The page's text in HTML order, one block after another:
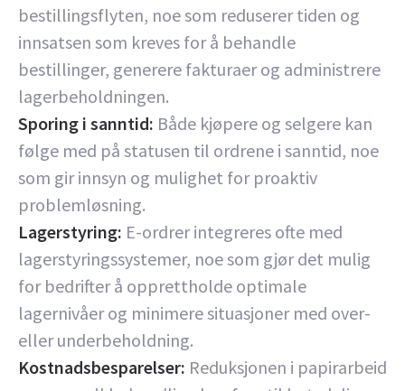
bestillingsflyten, noe som reduserer tiden og
innsatsen som kreves for å behandle
bestillinger, generere fakturaer og administrere
lagerbeholdningen.
Sporing i sanntid: Både kjøpere og selgere kan
følge med på statusen til ordrene i sanntid, noe
som gir innsyn og mulighet for proaktiv
problemløsning.
Lagerstyring: E-ordrer integreres ofte med
lagerstyringssystemer, noe som gjør det mulig
for bedrifter å opprettholde optimale
lagernivåer og minimere situasjoner med over-
eller underbeholdning.
Kostnadsbesparelser: Reduksjonen i papirarbeid